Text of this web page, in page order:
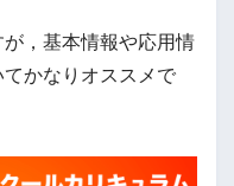
が，基本情報や応用情
かなりオススメで